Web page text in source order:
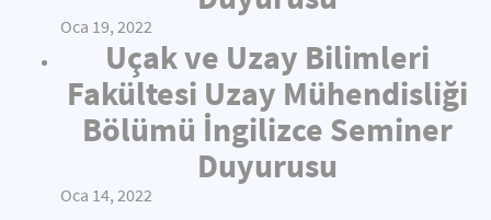
Oca 19, 2022
Uçak ve Uzay Bilimleri
Fakültesi Uzay Mühendisliği
Bölümü İngilizce Seminer
Duyurusu
Oca 14, 2022